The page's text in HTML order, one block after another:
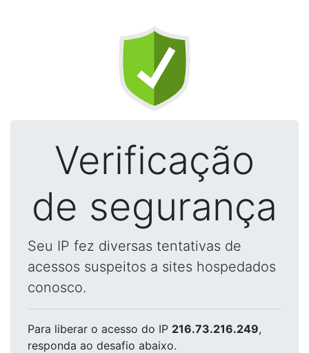
Verificação
de segurança
Seu IP fez diversas tentativas de
acessos suspeitos a sites hospedados
conosco.
Para liberar o acesso do IP 216.73.216.249,
responda ao desafio abaixo.